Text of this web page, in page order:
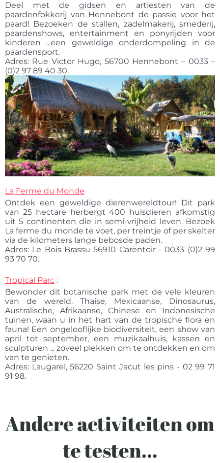
Deel met de gidsen en artiesten van de
paardenfokkerij van Hennebont de passie voor het
paard! Bezoeken de stallen, zadelmakerij, smederij,
paardenshows, entertainment en ponyrijden voor
kinderen ...een geweldige onderdompeling in de
paardensport.
Adres: Rue Victor Hugo, 56700 Hennebont – 0033 –
(0)2 97 89 40 30.
La Ferme du Monde
Ontdek een geweldige dierenwereldtour! Dit park
van 25 hectare herbergt 400 huisdieren afkomstig
uit 5 continenten die in semi-vrijheid leven. Bezoek
La ferme du monde te voet, per treintje of per skelter
via de kilometers lange bebosde paden.
Adres: Le Bois Brassu 56910 Carentoir - 0033 (0)2 99
93 70 70.
Tropical Parc :
Bewonder dit botanische park met de vele kleuren
van de wereld. Thaise, Mexicaanse, Dinosaurus,
Australische, Afrikaanse, Chinese en Indonesische
tuinen, waan u in het hart van de tropische flora en
fauna! Een ongelooflijke biodiversiteit, een show van
april tot september, een muzikaalhuis, kassen en
sculpturen ... zoveel plekken om te ontdekken en om
van te genieten.
Adres: Laugarel, 56220 Saint Jacut les pins - 02 99 71
91 98.
Andere activiteiten om
te testen...